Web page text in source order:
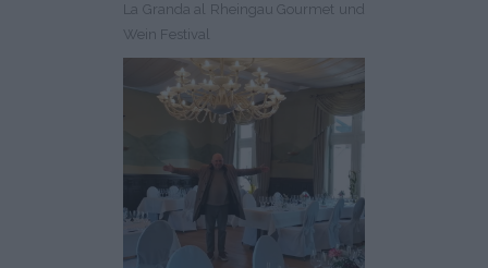
La Granda al Rheingau Gourmet und
Wein Festival